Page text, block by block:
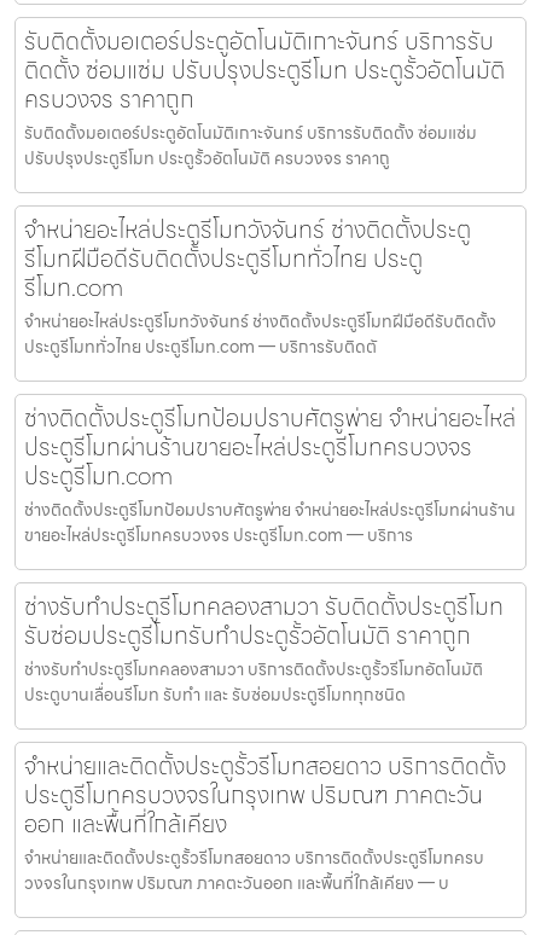
รับติดตั้งมอเตอร์ประตูอัตโนมัติเกาะจันทร์ บริการรับ
ติดตั้ง ซ่อมแซ่ม ปรับปรุงประตูรีโมท ประตูรั้วอัตโนมัติ
ครบวงจร ราคาถูก
รับติดตั้งมอเตอร์ประตูอัตโนมัติเกาะจันทร์ บริการรับติดตั้ง ซ่อมแซ่ม
ปรับปรุงประตูรีโมท ประตูรั้วอัตโนมัติ ครบวงจร ราคาถู
จำหน่ายอะไหล่ประตูรีโมทวังจันทร์ ช่างติดตั้งประตู
รีโมทฝีมือดีรับติดตั้งประตูรีโมททั่วไทย ประตู
รีโมท.com
จำหน่ายอะไหล่ประตูรีโมทวังจันทร์ ช่างติดตั้งประตูรีโมทฝีมือดีรับติดตั้ง
ประตูรีโมททั่วไทย ประตูรีโมท.com — บริการรับติดตั
ช่างติดตั้งประตูรีโมทป้อมปราบศัตรูพ่าย จำหน่ายอะไหล่
ประตูรีโมทผ่านร้านขายอะไหล่ประตูรีโมทครบวงจร
ประตูรีโมท.com
ช่างติดตั้งประตูรีโมทป้อมปราบศัตรูพ่าย จำหน่ายอะไหล่ประตูรีโมทผ่านร้าน
ขายอะไหล่ประตูรีโมทครบวงจร ประตูรีโมท.com — บริการ
ช่างรับทำประตูรีโมทคลองสามวา รับติดตั้งประตูรีโมท
รับซ่อมประตูรีโมทรับทำประตูรั้วอัตโนมัติ ราคาถูก
ช่างรับทำประตูรีโมทคลองสามวา บริการติดตั้งประตูรั้วรีโมทอัตโนมัติ
ประตูบานเลื่อนรีโมท รับทำ และ รับซ่อมประตูรีโมททุกชนิด
จำหน่ายและติดตั้งประตูรั้วรีโมทสอยดาว บริการติดตั้ง
ประตูรีโมทครบวงจรในกรุงเทพ ปริมณฑ ภาคตะวัน
ออก และพื้นที่ใกล้เคียง
จำหน่ายและติดตั้งประตูรั้วรีโมทสอยดาว บริการติดตั้งประตูรีโมทครบ
วงจรในกรุงเทพ ปริมณฑ ภาคตะวันออก และพื้นที่ใกล้เคียง — บ